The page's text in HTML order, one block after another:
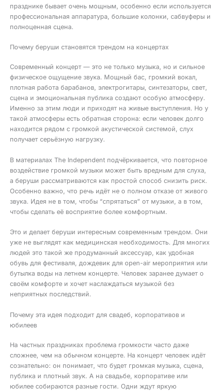
празднике бывает очень мощным, особенно если используется
профессиональная аппаратура, большие колонки, сабвуферы и
полноценная сцена.
Почему беруши становятся трендом на концертах
Современный концерт — это не только музыка, но и сильное
физическое ощущение звука. Мощный бас, громкий вокал,
плотная работа барабанов, электрогитары, синтезаторы, свет,
сцена и эмоциональная публика создают особую атмосферу.
Именно за этим люди и приходят на живые выступления. Но у
такой атмосферы есть обратная сторона: если человек долго
находится рядом с громкой акустической системой, слух
получает серьёзную нагрузку.
В материалах The Independent подчёркивается, что повторное
воздействие громкой музыки может быть вредным для слуха,
а беруши рассматриваются как простой способ снизить риск.
Особенно важно, что речь идёт не о полном отказе от живого
звука. Идея не в том, чтобы “спрятаться” от музыки, а в том,
чтобы сделать её восприятие более комфортным.
Это и делает беруши интересным современным трендом. Они
уже не выглядят как медицинская необходимость. Для многих
людей это такой же продуманный аксессуар, как удобная
обувь для фестиваля, дождевик для open-air мероприятия или
бутылка воды на летнем концерте. Человек заранее думает о
своём комфорте и хочет наслаждаться музыкой без
неприятных последствий.
Почему эта идея подходит для свадеб, корпоративов и
юбилеев
На частных праздниках проблема громкости часто даже
сложнее, чем на обычном концерте. На концерт человек идёт
сознательно: он понимает, что будет громкая музыка, сцена,
публика и плотный звук. А на свадьбе, корпоративе или
юбилее собираются разные гости. Одни ждут яркую